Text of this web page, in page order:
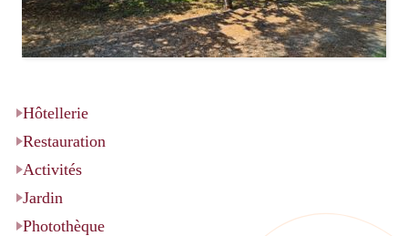
Hôtellerie
Restauration
Activités
Jardin
Photothèque